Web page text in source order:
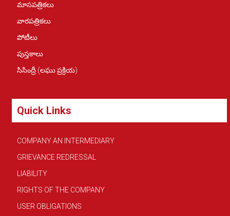
మాసపత్రికలు
వారపత్రికలు
పోటీలు
పుస్తకాలు
సిసింద్రీ (లఘు ప్రక్రియ)
Quick Links
COMPANY AN INTERMEDIARY
GRIEVANCE REDRESSAL
LIABILITY
RIGHTS OF THE COMPANY
USER OBLIGATIONS